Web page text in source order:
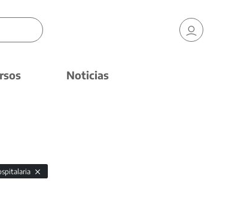
Noticias